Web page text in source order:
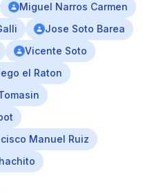
Miguel Narros Carmen
Jose Soto Barea
Vicente Soto
el Raton
Manuel Ruiz